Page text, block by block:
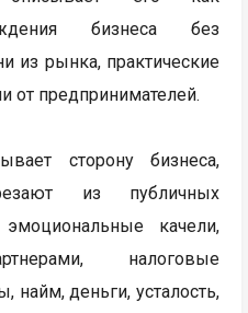
бизнеса без
из рынка, практические
предпринимателей.
сторону бизнеса,
из публичных
качели,
налоговые
найм, деньги, усталость,